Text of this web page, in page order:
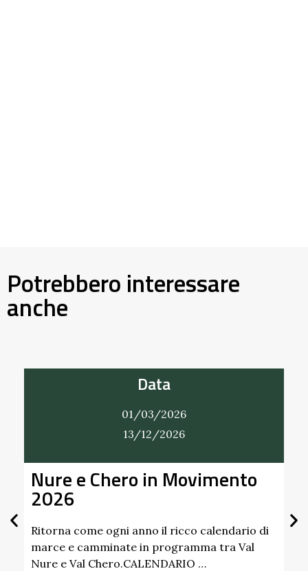
Potrebbero interessare
anche
Data
01/03/2026
13/12/2026
Nure e Chero in Movimento
2026
Ritorna come ogni anno il ricco calendario di
marce e camminate in programma tra Val
Nure e Val Chero.CALENDARIO …